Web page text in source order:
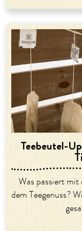
Teebeutel-
Was passiert mit
dem Teegenuss?